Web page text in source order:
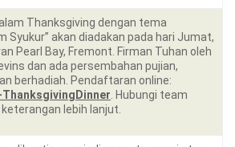
Thanksgiving dengan tema
Syukur” akan diadakan pada hari Jumat,
Pearl Bay, Fremont. Firman Tuhan oleh
dan ada persembahan pujian,
berhadiah. Pendaftaran online:
. Hubungi team
lebih lanjut.